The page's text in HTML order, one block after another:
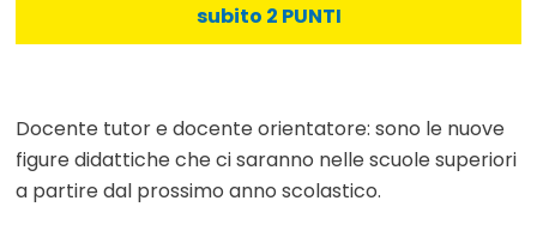
subito 2 PUNTI
Docente tutor e docente orientatore: sono le nuove
figure didattiche che ci saranno nelle scuole superiori
a partire dal prossimo anno scolastico.